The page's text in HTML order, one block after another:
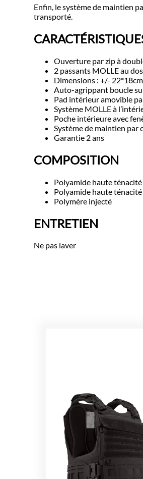
Enfin, le système de maintien
transporté.
Ouverture par zip à
2 passants MOLLE au
Dimensions : +/- 22*18cm
Auto-agrippant boucle
Pad intérieur amovible
Système MOLLE à
Poche intérieure avec
Système de maintien par
Garantie 2 ans
COMPOSITION
Polyamide haute
Polyamide haute
Polymère injecté
ENTRETIEN
Ne pas laver